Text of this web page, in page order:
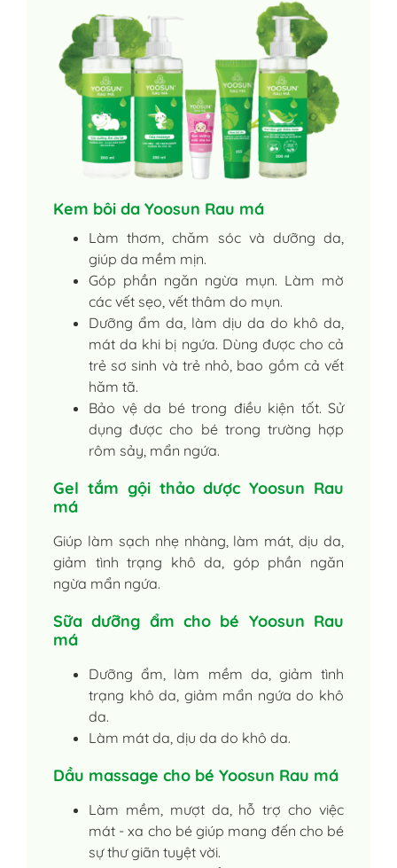
Kem bôi da Yoosun Rau má
Làm thơm, chăm sóc và dưỡng da,
giúp da mềm mịn.
Góp phần ngăn ngừa mụn. Làm mờ
các vết sẹo, vết thâm do mụn.
Dưỡng ẩm da, làm dịu da do khô da,
mát da khi bị ngứa. Dùng được cho cả
trẻ sơ sinh và trẻ nhỏ, bao gồm cả vết
hăm tã.
Bảo vệ da bé trong điều kiện tốt. Sử
dụng được cho bé trong trường hợp
rôm sảy, mẩn ngứa.
Gel tắm gội thảo dược Yoosun Rau
má
Giúp làm sạch nhẹ nhàng, làm mát, dịu da,
giảm tình trạng khô da, góp phần ngăn
ngừa mẩn ngứa.
Sữa dưỡng ẩm cho bé Yoosun Rau
má
Dưỡng ẩm, làm mềm da, giảm tình
trạng khô da, giảm mẩn ngứa do khô
da.
Làm mát da, dịu da do khô da.
Dầu massage cho bé Yoosun Rau má
Làm mềm, mượt da, hỗ trợ cho việc
mát - xa cho bé giúp mang đến cho bé
sự thư giãn tuyệt vời.